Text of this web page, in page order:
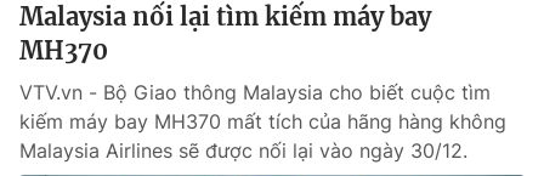
Malaysia nối lại tìm kiếm máy bay
MH370
VTV.vn - Bộ Giao thông Malaysia cho biết cuộc tìm
kiếm máy bay MH370 mất tích của hãng hàng không
Malaysia Airlines sẽ được nối lại vào ngày 30/12.